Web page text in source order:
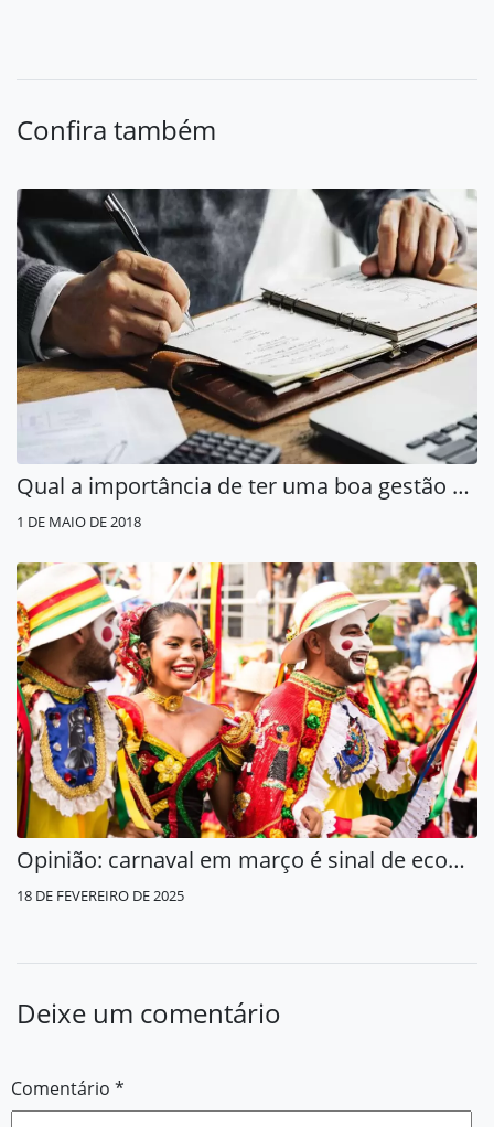
Confira também
Qual a importância de ter uma boa gestão financeira empresarial?
1 DE MAIO DE 2018
Opinião: carnaval em março é sinal de economia parada
18 DE FEVEREIRO DE 2025
Deixe um comentário
Comentário *